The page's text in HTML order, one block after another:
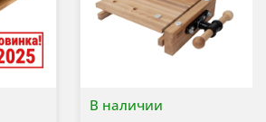
В наличии